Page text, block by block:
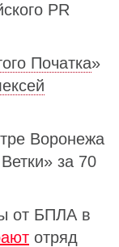
PR
Початка»
Воронежа
за 70
от БПЛА в
отряд